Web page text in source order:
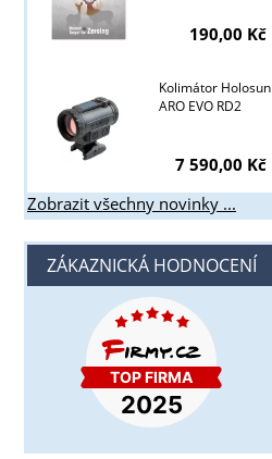
190,00 Kč
Kolimátor Holosun
ARO EVO RD2
7 590,00 Kč
Zobrazit všechny novinky ...
ZÁKAZNICKÁ HODNOCENÍ